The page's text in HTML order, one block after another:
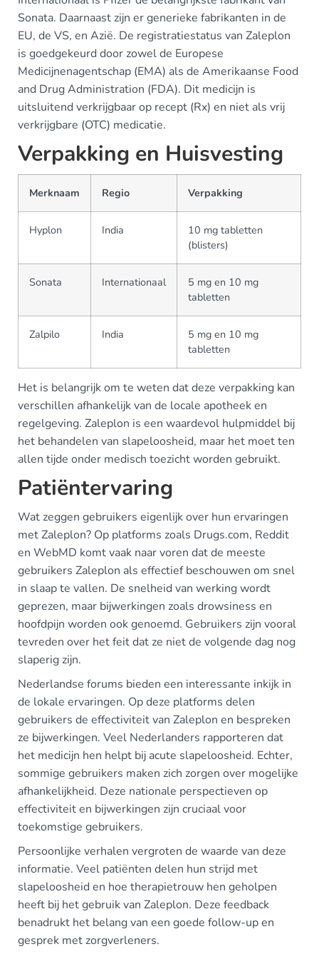
Sonata. Daarnaast zijn er generieke fabrikanten in de
EU, de VS, en Azië. De registratiestatus van Zaleplon
is goedgekeurd door zowel de Europese
Medicijnenagentschap (EMA) als de Amerikaanse Food
and Drug Administration (FDA). Dit medicijn is
uitsluitend verkrijgbaar op recept (Rx) en niet als vrij
verkrijgbare (OTC) medicatie.
Verpakking en Huisvesting
Merknaam Regio Verpakking
Hyplon India
10 mg tabletten
(blisters)
Sonata Internationaal
5 mg en 10 mg
tabletten
Zalpilo India
5 mg en 10 mg
tabletten
Het is belangrijk om te weten dat deze verpakking kan
verschillen afhankelijk van de locale apotheek en
regelgeving. Zaleplon is een waardevol hulpmiddel bij
het behandelen van slapeloosheid, maar het moet ten
allen tijde onder medisch toezicht worden gebruikt.
Patiëntervaring
Wat zeggen gebruikers eigenlijk over hun ervaringen
met Zaleplon? Op platforms zoals Drugs.com, Reddit
en WebMD komt vaak naar voren dat de meeste
gebruikers Zaleplon als effectief beschouwen om snel
in slaap te vallen. De snelheid van werking wordt
geprezen, maar bijwerkingen zoals drowsiness en
hoofdpijn worden ook genoemd. Gebruikers zijn vooral
tevreden over het feit dat ze niet de volgende dag nog
slaperig zijn.
Nederlandse forums bieden een interessante inkijk in
de lokale ervaringen. Op deze platforms delen
gebruikers de effectiviteit van Zaleplon en bespreken
ze bijwerkingen. Veel Nederlanders rapporteren dat
het medicijn hen helpt bij acute slapeloosheid. Echter,
sommige gebruikers maken zich zorgen over mogelijke
afhankelijkheid. Deze nationale perspectieven op
effectiviteit en bijwerkingen zijn cruciaal voor
toekomstige gebruikers.
Persoonlijke verhalen vergroten de waarde van deze
informatie. Veel patiënten delen hun strijd met
slapeloosheid en hoe therapietrouw hen geholpen
heeft bij het gebruik van Zaleplon. Deze feedback
benadrukt het belang van een goede follow-up en
gesprek met zorgverleners.